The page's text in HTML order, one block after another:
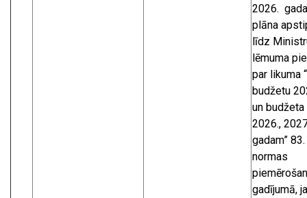
2026.
plāna
līdz
lēmuma
par likuma
budžetu
un
2026.,
gadam”
normas
gadījumā,